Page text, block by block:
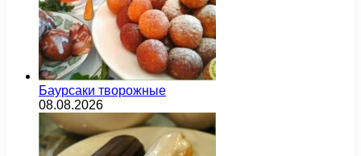
Баурсаки творожные
08.08.2026